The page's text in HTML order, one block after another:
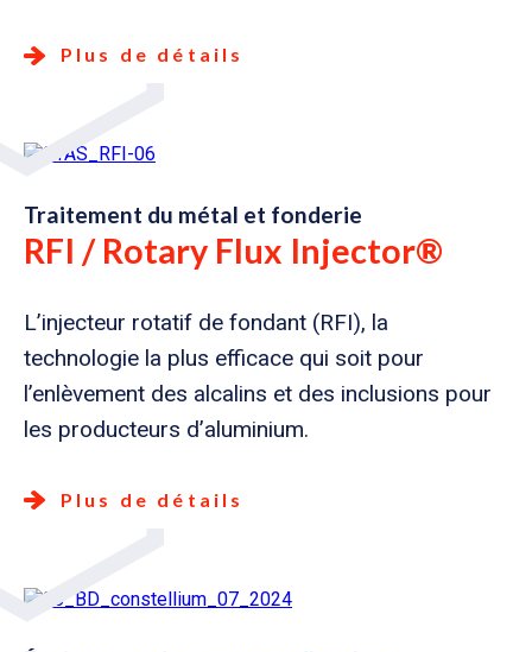
Plus de détails
Traitement du métal et fonderie
RFI / Rotary Flux Injector®
L’injecteur rotatif de fondant (RFI), la
technologie la plus efficace qui soit pour
l’enlèvement des alcalins et des inclusions pour
les producteurs d’aluminium.
Plus de détails